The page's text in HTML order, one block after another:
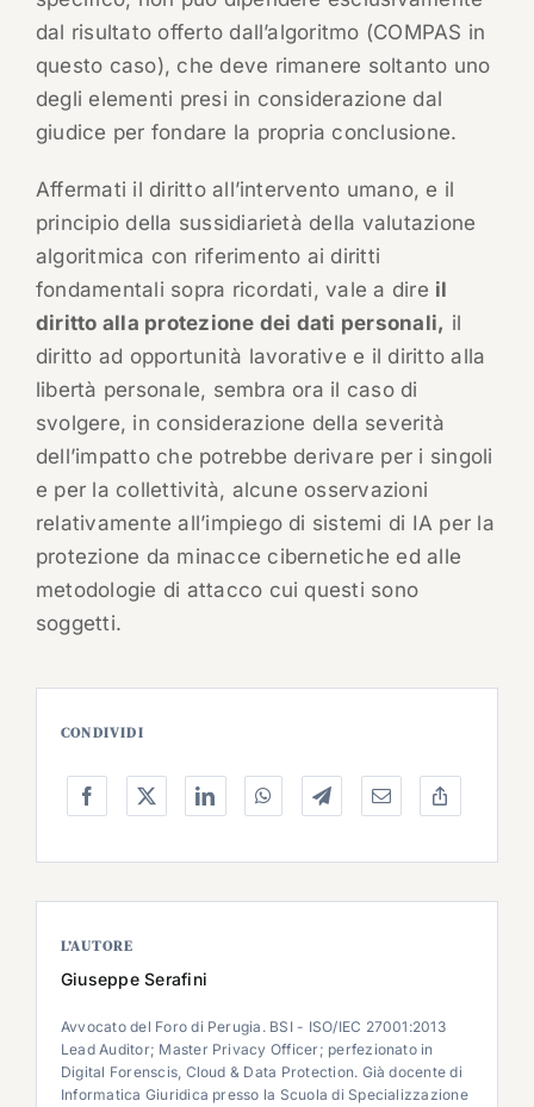
dal risultato offerto dall’algoritmo (COMPAS in
questo caso), che deve rimanere soltanto uno
degli elementi presi in considerazione dal
giudice per fondare la propria conclusione.
Affermati il diritto all’intervento umano, e il
principio della sussidiarietà della valutazione
algoritmica con riferimento ai diritti
fondamentali sopra ricordati, vale a dire il
diritto alla protezione dei dati personali, il
diritto ad opportunità lavorative e il diritto alla
libertà personale, sembra ora il caso di
svolgere, in considerazione della severità
dell’impatto che potrebbe derivare per i singoli
e per la collettività, alcune osservazioni
relativamente all’impiego di sistemi di IA per la
protezione da minacce cibernetiche ed alle
metodologie di attacco cui questi sono
soggetti.
CONDIVIDI
L’AUTORE
Giuseppe Serafini
Avvocato del Foro di Perugia. BSI - ISO/IEC 27001:2013
Lead Auditor; Master Privacy Officer; perfezionato in
Digital Forenscis, Cloud & Data Protection. Già docente di
Informatica Giuridica presso la Scuola di Specializzazione